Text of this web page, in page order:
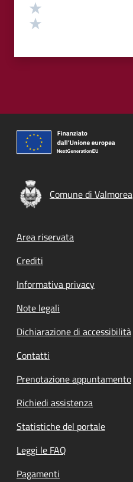
Comune di Valmorea
Footer menu
Area riservata
Crediti
Informativa privacy
Note legali
Dichiarazione di accessibilità
Contatti
Prenotazione appuntamento
Richiedi assistenza
Statistiche del portale
Leggi le FAQ
Pagamenti